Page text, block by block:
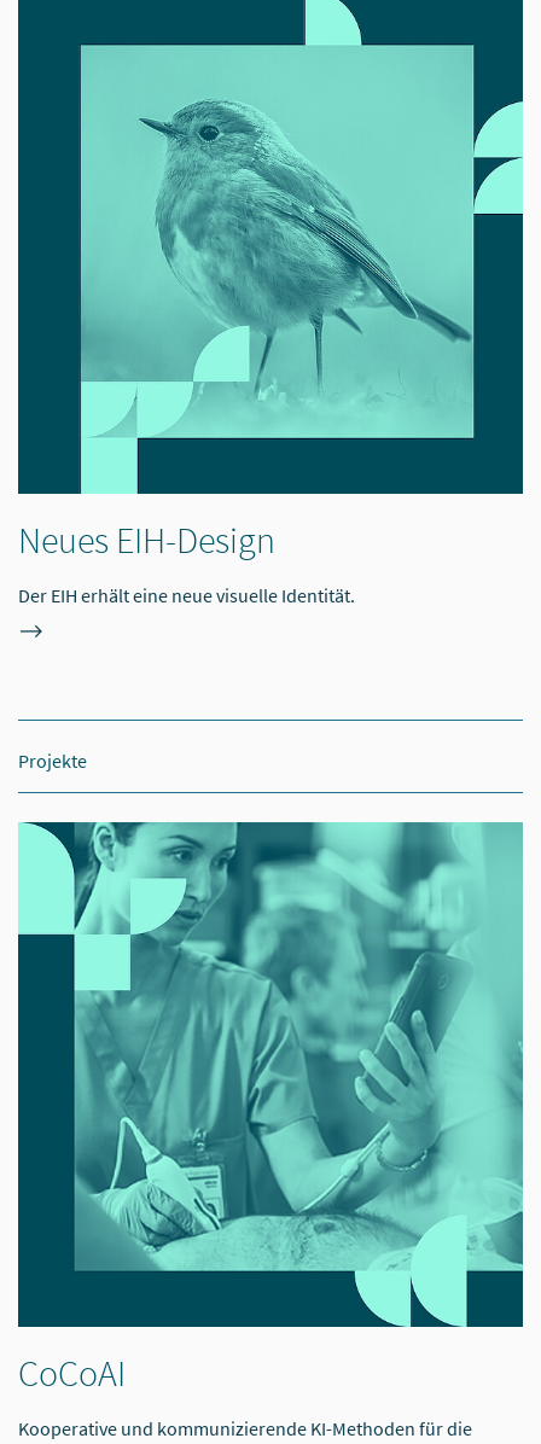
Neues EIH-Design
Der EIH erhält eine neue visuelle Identität.
Projekte
CoCoAI
Kooperative und kommunizierende KI-Methoden für die